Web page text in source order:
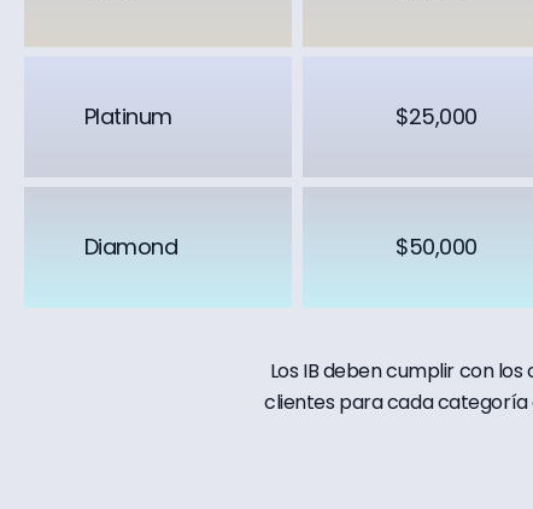
Platinum $25,000
Diamond $50,000
Los IB deben cumplir con
clientes para cada categoría